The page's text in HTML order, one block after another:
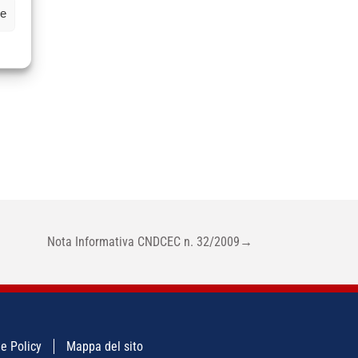
Nota Informativa CNDCEC n. 32/2009 →
Policy Mappa del sito